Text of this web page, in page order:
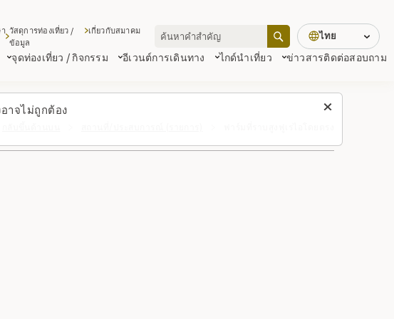
าจไม่ถูกต้อง
จุดท่องเที่ยว / กิจกรรม อีเวนต์การเดินทาง ไกด์นำเที่ยว ข่าวสารติดต่อสอบถาม
วัสดุการท่องเที่ยว /
ข้อมูล
เกี่ยวกับสมาคม ไทย